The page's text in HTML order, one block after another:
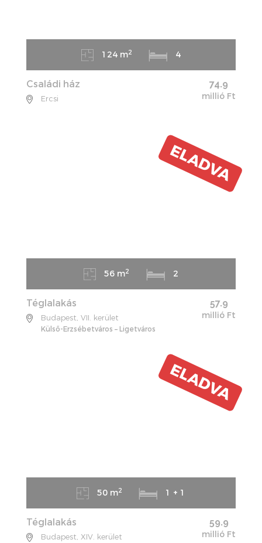
124 m2 4
74.9
millió Ft
Családi ház
Ercsi
ELADVA
56 m2 2
57.9
millió Ft
Téglalakás
Budapest, VII. kerület
Külső-Erzsébetváros – Ligetváros
ELADVA
50 m2 1 + 1
59.9
millió Ft
Téglalakás
Budapest, XIV. kerület